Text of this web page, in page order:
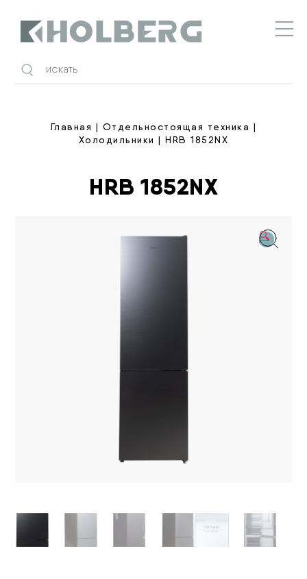
Главная | Отдельностоящая техника |
Холодильники | HRB 1852NX
HRB 1852NX
🔍